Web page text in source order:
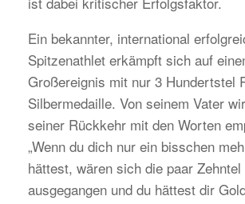
Ein bekannter, international
Spitzenathlet erkämpft sich auf
Großereignis mit nur 3 Hundertstel
Silbermedaille. Von seinem Vater
seiner Rückkehr mit den Worten
„Wenn du dich nur ein bisschen
hättest, wären sich die paar
ausgegangen und du hättest dir